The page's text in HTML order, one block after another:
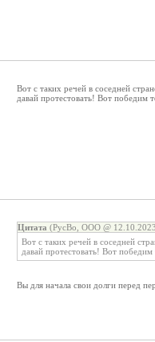
Вот с таких речей в соседней
давай протестовать! Вот победим
Цитата (РусВо, ООО @
Вот с таких речей в соседней
давай протестовать! Вот
Вы для начала свои долги перед